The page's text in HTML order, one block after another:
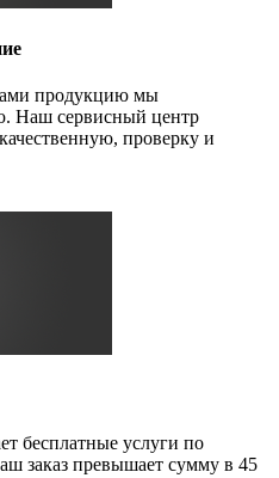
продукцию мы
Наш сервисный центр
проверку и
бесплатные услуги по
заказ превышает сумму в 45